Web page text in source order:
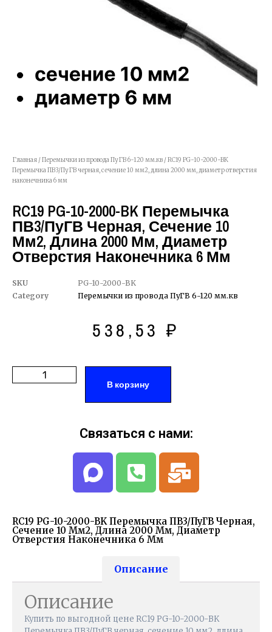
Главная /Перемычки из провода ПуГВ 6-120 мм.кв / RC19 PG-10-2000-BK
Перемычка ПВ3/ПуГВ черная, сечение 10 мм2, длина 2000 мм, диаметр отверстия
наконечника 6 мм
RC19 PG-10-2000-BK Перемычка
ПВ3/ПуГВ Черная, Сечение 10
Мм2, Длина 2000 Мм, Диаметр
Отверстия Наконечника 6 Мм
SKU
PG-10-2000-BK
Category
Перемычки из провода ПуГВ 6-120 мм.кв
538,53₽
В корзину
RC19 PG-10-2000-BK Перемычка ПВ3/ПуГВ Черная,
Сечение 10 Мм2, Длина 2000 Мм, Диаметр
Отверстия Наконечника 6 Мм
Описание
Описание
Купить по выгодной цене RC19 PG-10-2000-BK
Связаться с нами: